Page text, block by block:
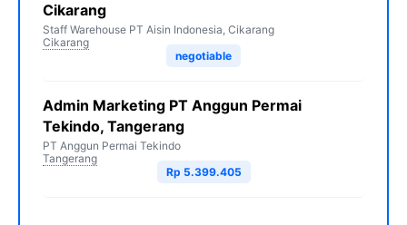
Cikarang
Staff Warehouse PT Aisin Indonesia, Cikarang
Cikarang
negotiable
Admin Marketing PT Anggun Permai
Tekindo, Tangerang
PT Anggun Permai Tekindo
Tangerang
Rp 5.399.405